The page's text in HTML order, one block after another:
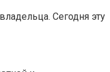
Сегодня эту